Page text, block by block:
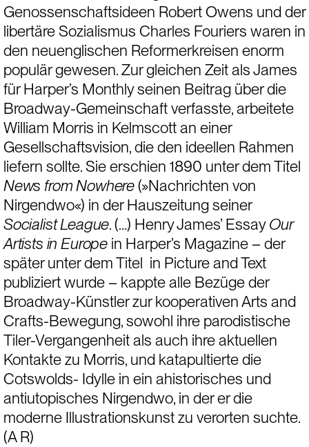
Genossenschaftsideen Robert Owens und der
libertäre Sozialismus Charles Fouriers waren in
den neuenglischen Reformerkreisen enorm
populär gewesen. Zur gleichen Zeit als James
für Harper’s Monthly seinen Beitrag über die
Broadway-Gemeinschaft verfasste, arbeitete
William Morris in Kelmscott an einer
Gesellschaftsvision, die den ideellen Rahmen
News from Nowhere (»Nachrichten von
Nirgendwo«) in der Hauszeitung seiner
Socialist League. (…) Henry James’ Essay Our
Artists in Europe in Harper’s Magazine – der
später unter dem Titel in Picture and Text
publiziert wurde – kappte alle Bezüge der
Broadway-Künstler zur kooperativen Arts and
Crafts-Bewegung, sowohl ihre parodistische
Tiler-Vergangenheit als auch ihre aktuellen
Kontakte zu Morris, und katapultierte die
Cotswolds- Idylle in ein ahistorisches und
antiutopisches Nirgendwo, in der er die
moderne Illustrationskunst zu verorten suchte.
(A R)